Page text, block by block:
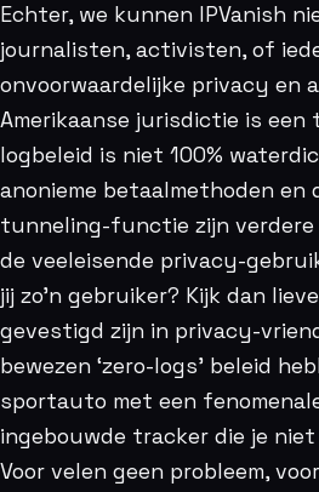
Echter, we kunnen IPVanish
journalisten, activisten, of
onvoorwaardelijke privacy en
Amerikaanse jurisdictie is
logbeleid is niet 100%
anonieme betaalmethoden en
tunneling-functie zijn verdere
de veeleisende privacy-
jij zo’n gebruiker? Kijk dan
gevestigd zijn in privacy-
bewezen ‘zero-logs’ beleid
sportauto met een
ingebouwde tracker die je
Voor velen geen probleem,